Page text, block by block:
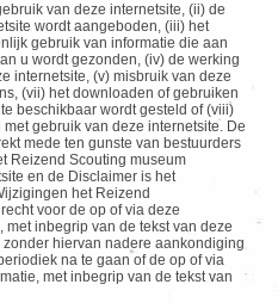
van deze internetsite, (ii) de
wordt aangeboden, (iii) het
gebruik van informatie die aan
u wordt gezonden, (iv) de werking
internetsite, (v) misbruik van deze
(vii) het downloaden of gebruiken
beschikbaar wordt gesteld of (viii)
gebruik van deze internetsite. De
mede ten gunste van bestuurders
Reizend Scouting museum
en de Disclaimer is het
het Reizend
voor de op of via deze
inbegrip van de tekst van deze
hiervan nadere aankondiging
na te gaan of de op of via
met inbegrip van de tekst van